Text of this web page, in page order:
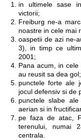
in ultimele sase
victorii;
Freiburg ne-a
noastre in cele mai
oaspetii de azi ne-
3), in timp ce
2001;
Pana acum, in
au reusit sa dea gol;
punctele forte ale
jocul defensiv si de
punctele slabe
aerian si in
pe faza de atac,
terenului, numai
centrala.